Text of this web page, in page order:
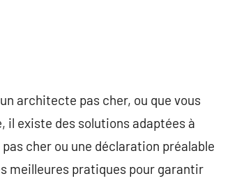
architecte pas cher, ou que vous
existe des solutions adaptées à
cher ou une déclaration préalable
meilleures pratiques pour garantir